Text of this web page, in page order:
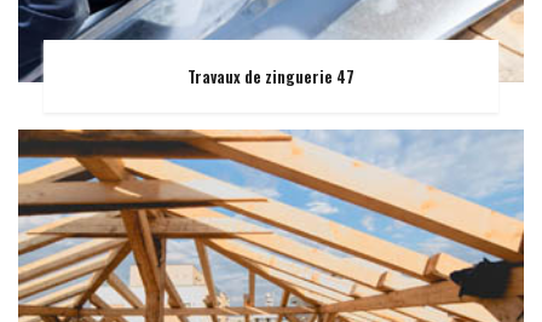
Travaux de zinguerie 47